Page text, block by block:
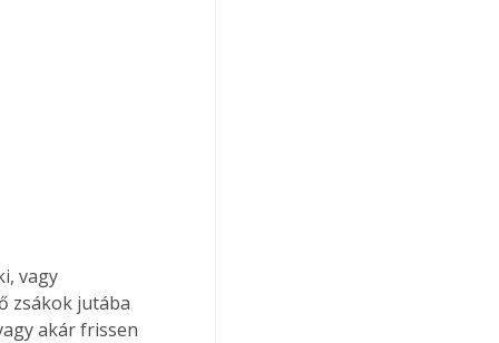
vagy
zsákok jutába
akár frissen